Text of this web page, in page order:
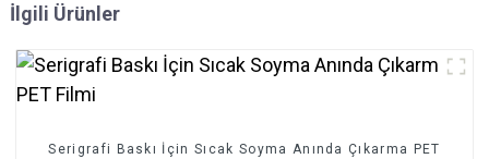
İlgili Ürünler
Serigrafi Baskı İçin Sıcak Soyma Anında Çıkarma PET